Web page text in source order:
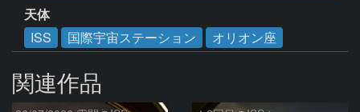
天体
ISS
国際宇宙ステーション オリオン座
関連作品